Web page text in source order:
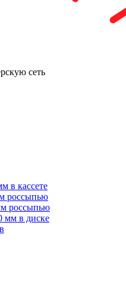
сеть
в кассете
россыпью
россыпью
мм в диске